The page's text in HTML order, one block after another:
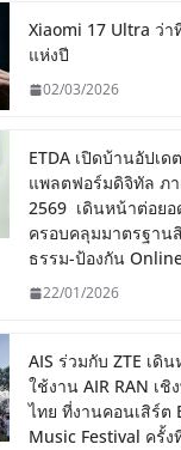
Xiaomi 17 Ultra ว่า
แห่งปี
02/03/2026
ETDA เปิดบ้านอัปเ
แพลตฟอร์มดิจิทัล ภ
2569 เดินหน้าต่อยอ
ครอบคลุมมาตรฐา
ธรรม-ป้องกัน
22/01/2026
AIS ร่วมกับ ZTE เดิ
ใช้งาน AIR RAN เ
ไทย ที่งานคอนเสิร์ต
Music Festival ครั้ง